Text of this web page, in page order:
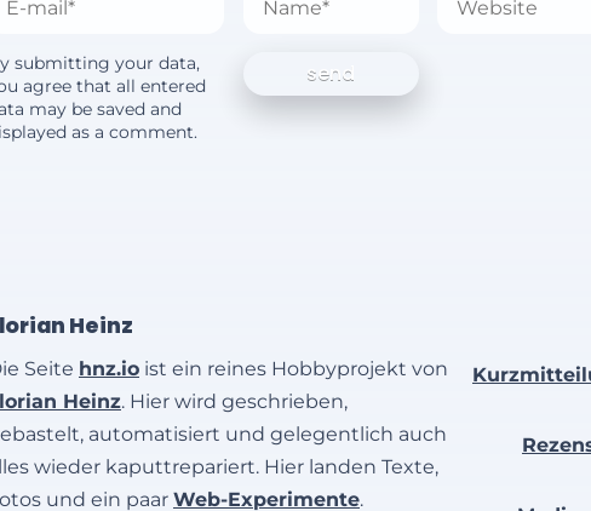
submitting your data,
agree that all entered
may be saved and
as a comment.
Heinz
Seite hnz.io ist ein reines Hobbyprojekt von
Heinz. Hier wird geschrieben,
automatisiert und gelegentlich auch
wieder kaputtrepariert. Hier landen Texte,
und ein paar Web-Experimente.